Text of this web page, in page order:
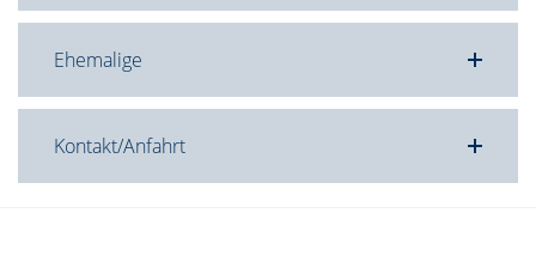
Ehemalige
Kontakt/Anfahrt